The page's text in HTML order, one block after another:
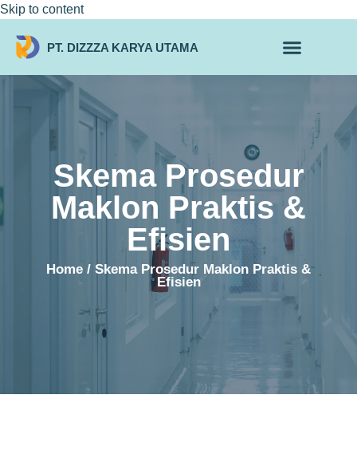
Skip to content
PT. DIZZZA KARYA UTAMA
Skema Prosedur
Maklon Praktis &
Efisien
Home / Skema Prosedur Maklon Praktis &
Efisien